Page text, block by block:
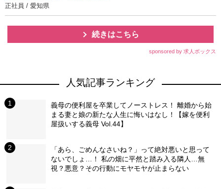
正社員 / 愛知県
続きはこちら
sponsored by 求人ボックス
人気記事ランキング
義母の便利屋を卒業してノーストレス！ 離婚から始
まる妻と娘の新たな人生に悔いはなし！【嫁を便利
屋扱いする義母 Vol.44】
「あら、ごめんなさいね？」って絶対悪いと思って
ないでしょ…！ 私の畑に平然と踏み入る隣人…無
視？悪意？その行動にモヤモヤが止まらない